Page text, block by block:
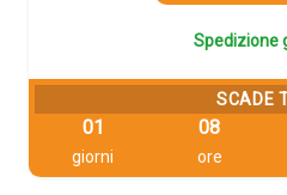
Spedizione
SCADE
01
giorni
08
ore